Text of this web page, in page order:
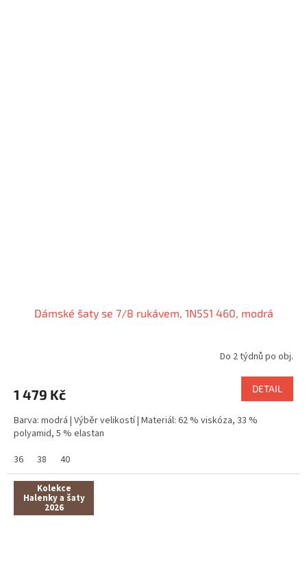
Dámské šaty se 7/8 rukávem, 1N551 460, modrá
Do 2 týdnů po obj.
1 479 Kč DETAIL
Barva: modrá | Výběr velikostí | Materiál: 62 % viskóza, 33 %
polyamid, 5 % elastan
36
38 40
Kolekce
Halenky a šaty
2026